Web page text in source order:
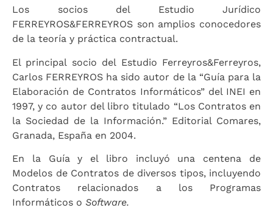
Los socios del Estudio Jurídico
FERREYROS&FERREYROS son amplios conocedores
de la teoría y práctica contractual.
El principal socio del Estudio Ferreyros&Ferreyros,
Carlos FERREYROS ha sido autor de la “Guía para la
Elaboración de Contratos Informáticos” del INEI en
1997, y co autor del libro titulado “Los Contratos en
la Sociedad de la Información.” Editorial Comares,
Granada, España en 2004.
En la Guía y el libro incluyó una centena de
Modelos de Contratos de diversos tipos, incluyendo
Contratos relacionados a los Programas
Informáticos o Software.